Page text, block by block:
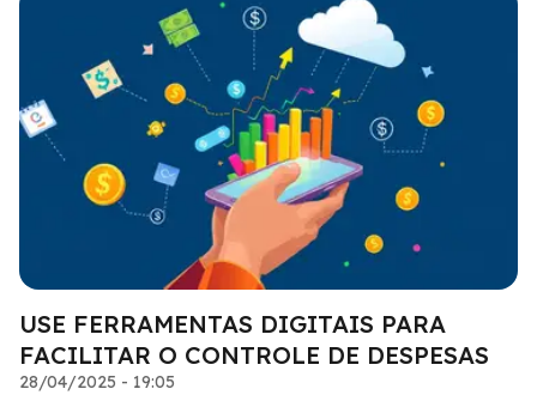
USE FERRAMENTAS DIGITAIS PARA
FACILITAR O CONTROLE DE DESPESAS
28/04/2025 - 19:05